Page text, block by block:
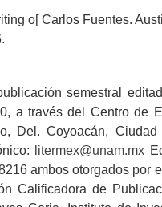
o[ Carlos Fuentes.
semestral
a través del Centro de
Del. Coyoacán,
litermex@unam.mx
ambos otorgados por
Calificadora de